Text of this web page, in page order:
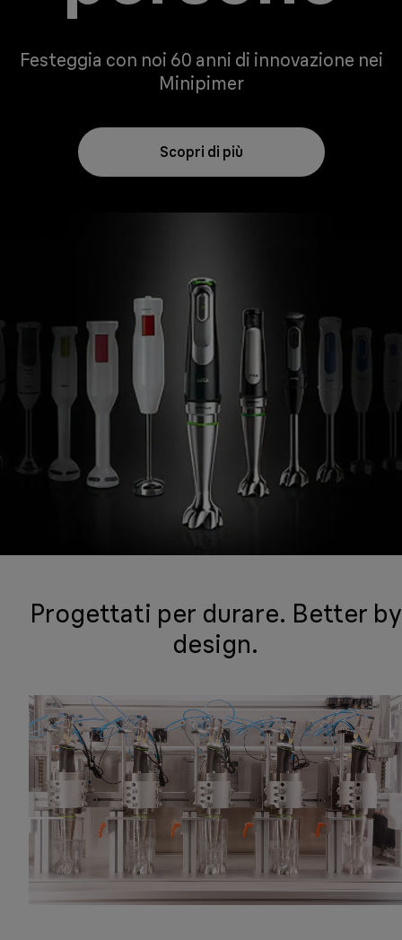
Festeggia con noi 60 anni di innovazione nei
Minipimer
Scopri di più
Progettati per durare. Better by
design.